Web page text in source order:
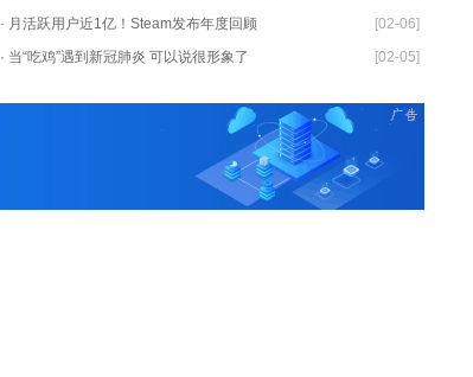
· 月活跃用户近1亿！Steam发布年度回顾
[02-06]
· 当“吃鸡”遇到新冠肺炎 可以说很形象了 [02-05]